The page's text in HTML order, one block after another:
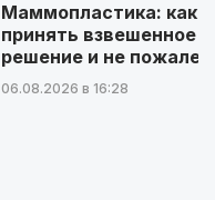
Маммопластика: как
принять взвешенное
решение и не
06.08.2026 в 16:28